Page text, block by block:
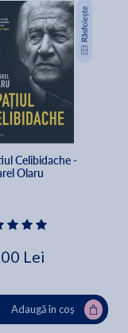
Celibidache -
Olaru
Lei
Adaugă în coș